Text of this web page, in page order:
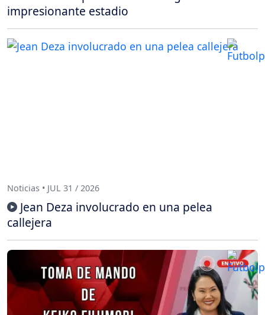
impresionante estadio
Noticias • JUL 31 / 2026
Jean Deza involucrado en una pelea
callejera